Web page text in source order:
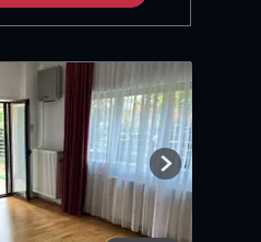
Next